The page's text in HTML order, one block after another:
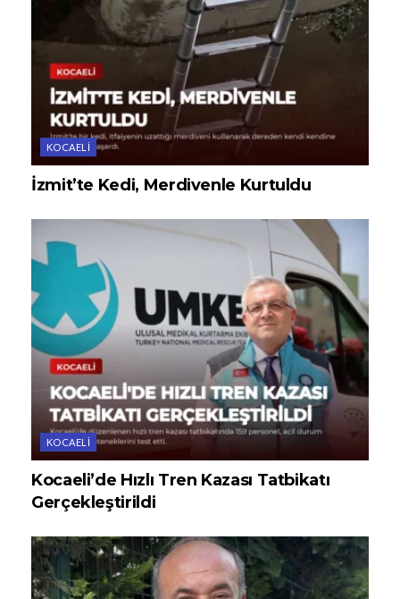
KOCAELI
İzmit’te Kedi, Merdivenle Kurtuldu
KOCAELI
Kocaeli’de Hızlı Tren Kazası Tatbikatı
Gerçekleştirildi